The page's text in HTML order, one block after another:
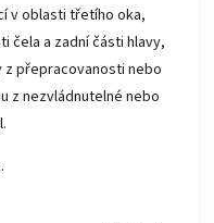
v oblasti třetího oka,
čela a zadní části hlavy,
z přepracovanosti nebo
z nezvládnutelné nebo